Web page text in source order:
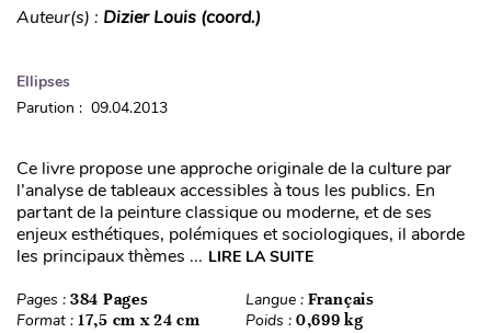
Auteur(s) : Dizier Louis (coord.)
Ellipses
Parution : 09.04.2013
Ce livre propose une approche originale de la culture par
l’analyse de tableaux accessibles à tous les publics. En
partant de la peinture classique ou moderne, et de ses
enjeux esthétiques, polémiques et sociologiques, il aborde
les principaux thèmes ... LIRE LA SUITE
Pages : 384 Pages Langue : Français
Format : 17,5 cm x 24 cm Poids : 0,699 kg